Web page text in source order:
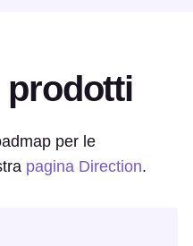
prodotti
per le
pagina Direction.